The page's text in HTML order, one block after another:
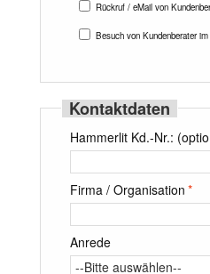
Rückruf / eMail von
Besuch von Kundenberater
Kontaktdaten
Hammerlit Kd.-Nr.:
*
Firma / Organisation
Anrede